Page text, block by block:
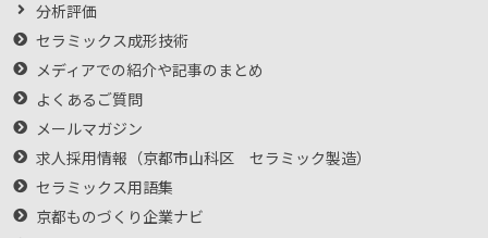
分析評価
セラミックス成形技術
メディアでの紹介や記事のまとめ
よくあるご質問
メールマガジン
求人採用情報（京都市山科区 セラミック製造）
セラミックス用語集
京都ものづくり企業ナビ